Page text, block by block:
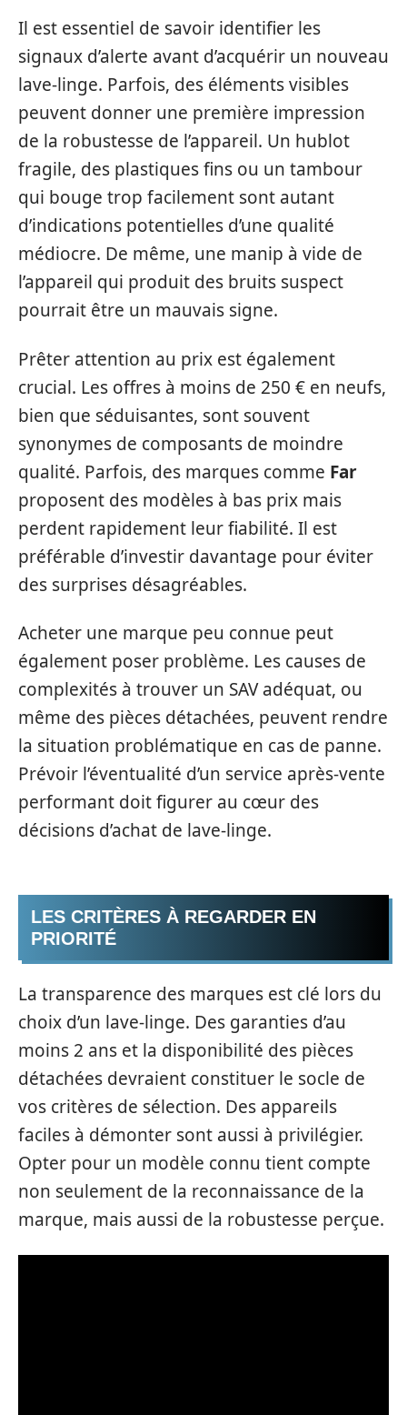
Il est essentiel de savoir identifier les
signaux d’alerte avant d’acquérir un nouveau
lave-linge. Parfois, des éléments visibles
peuvent donner une première impression
de la robustesse de l’appareil. Un hublot
fragile, des plastiques fins ou un tambour
qui bouge trop facilement sont autant
d’indications potentielles d’une qualité
médiocre. De même, une manip à vide de
l’appareil qui produit des bruits suspect
pourrait être un mauvais signe.
Prêter attention au prix est également
crucial. Les offres à moins de 250 € en neufs,
bien que séduisantes, sont souvent
synonymes de composants de moindre
qualité. Parfois, des marques comme Far
proposent des modèles à bas prix mais
perdent rapidement leur fiabilité. Il est
préférable d’investir davantage pour éviter
des surprises désagréables.
Acheter une marque peu connue peut
également poser problème. Les causes de
complexités à trouver un SAV adéquat, ou
même des pièces détachées, peuvent rendre
la situation problématique en cas de panne.
Prévoir l’éventualité d’un service après-vente
performant doit figurer au cœur des
décisions d’achat de lave-linge.
LES CRITÈRES À REGARDER EN
PRIORITÉ
La transparence des marques est clé lors du
choix d’un lave-linge. Des garanties d’au
moins 2 ans et la disponibilité des pièces
détachées devraient constituer le socle de
vos critères de sélection. Des appareils
faciles à démonter sont aussi à privilégier.
Opter pour un modèle connu tient compte
non seulement de la reconnaissance de la
marque, mais aussi de la robustesse perçue.